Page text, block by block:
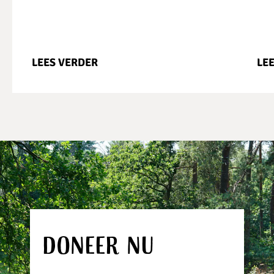
LEES VERDER
Doneer nu